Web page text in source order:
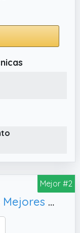
Mejor #2
DIETA MEDITERRANEA - Mejores Recetas de la Cocina Mediterranea Para Bajar de Peso Saludablemente, Deliciosas Recetas Saludables